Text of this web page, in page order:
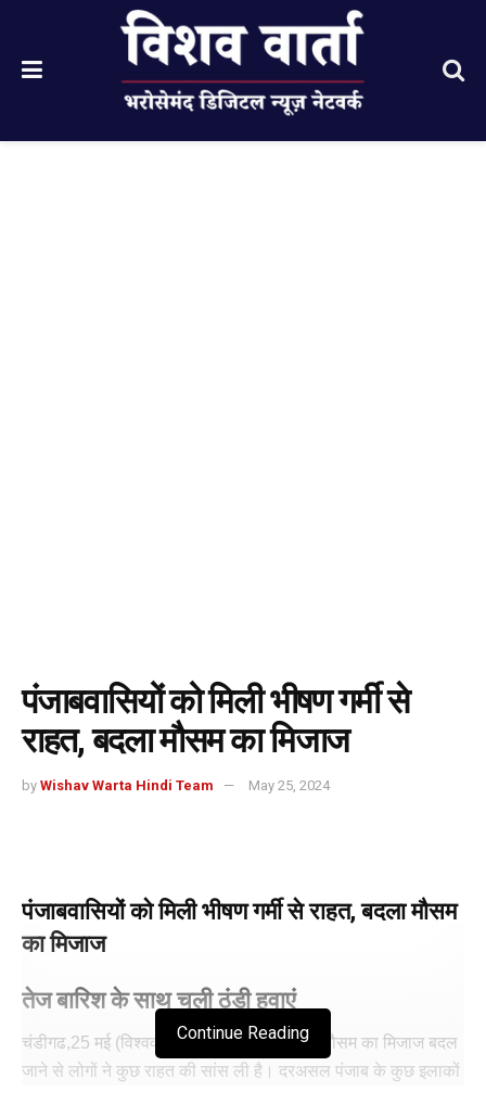
पंजाबवासियों को मिली भीषण गर्मी से
राहत, बदला मौसम का मिजाज
by Wishav Warta Hindi Team May 25, 2024
पंजाबवासियों को मिली भीषण गर्मी से राहत, बदला मौसम
का मिजाज
तेज बारिश के साथ चली ठंडी हवाएं
चंडीगढ,25 मई (विश्ववार्ता) पंजाब में आज अचानक मौसम का मिजाज बदल
जाने से लोगों ने कुछ राहत की सांस ली है। दरअसल पंजाब के कुछ इलाकों
Continue Reading